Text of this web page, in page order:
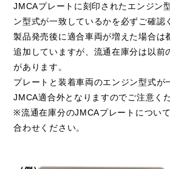
JMCAプレートに刻印されたエンジン
ン型式が一致しているかを必ずご確認
製品発売後に適合車両が増えた場合は
追加していますが、流通在庫分は以前
があります。
プレートと装着車両のエンジン型式が
JMCA適合外となりますのでご注意く
※流通在庫分のJMCAプレートについ
合わせください。